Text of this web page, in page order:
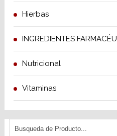
Hierbas
INGREDIENTES
Nutricional
Vitaminas